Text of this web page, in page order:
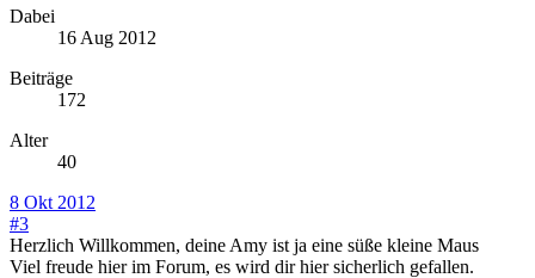
Dabei
16 Aug 2012
Beiträge
172
Alter
40
8 Okt 2012
#3
Herzlich Willkommen, deine Amy ist ja eine süße kleine Maus
Viel freude hier im Forum, es wird dir hier sicherlich gefallen.